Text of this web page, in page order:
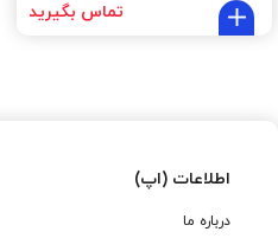
تماس بگیرید
اطلاعات (اپ)
درباره ما